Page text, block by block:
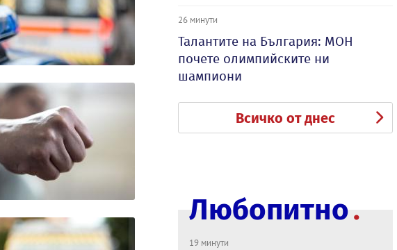
26 минути
Талантите на България: МОН
почете олимпийските ни
шампиони
Всичко от днес
Любопитно
19 минути